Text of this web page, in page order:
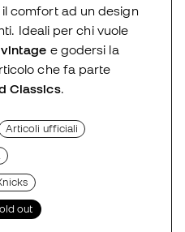
comfort ad un design
Ideali per chi vuole
e godersi la
che fa parte
Classics.
Articoli ufficiali
out